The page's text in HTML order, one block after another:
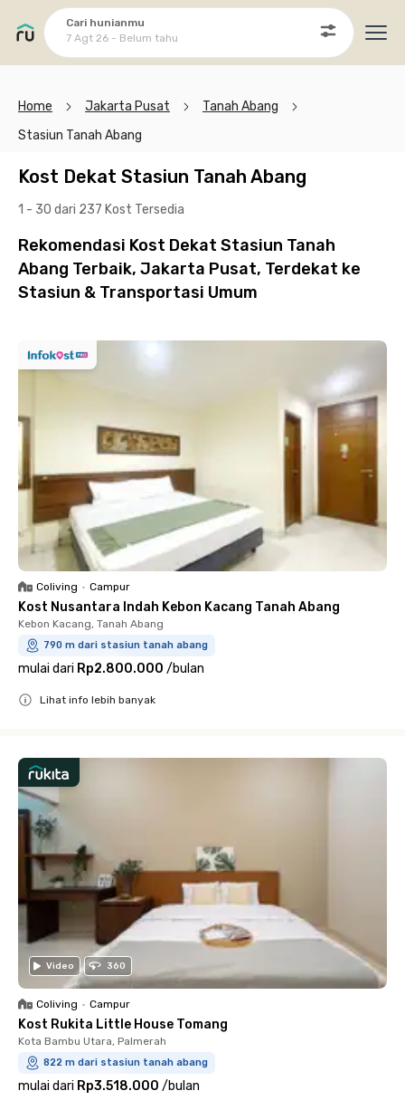
Cari hunianmu
7 Agt 26 - Belum tahu
Home Jakarta Pusat
Tanah Abang
Stasiun Tanah Abang
Kost Dekat Stasiun Tanah Abang
1 - 30 dari 237 Kost Tersedia
Rekomendasi Kost Dekat Stasiun Tanah
Abang Terbaik, Jakarta Pusat, Terdekat ke
Stasiun & Transportasi Umum
Coliving • Campur
Kost Nusantara Indah Kebon Kacang Tanah Abang
Kebon Kacang, Tanah Abang
790 m dari stasiun tanah abang
mulai dari Rp2.800.000 /bulan
Lihat info lebih banyak
Video 360
Coliving • Campur
Kost Rukita Little House Tomang
Kota Bambu Utara, Palmerah
822 m dari stasiun tanah abang
mulai dari Rp3.518.000 /bulan